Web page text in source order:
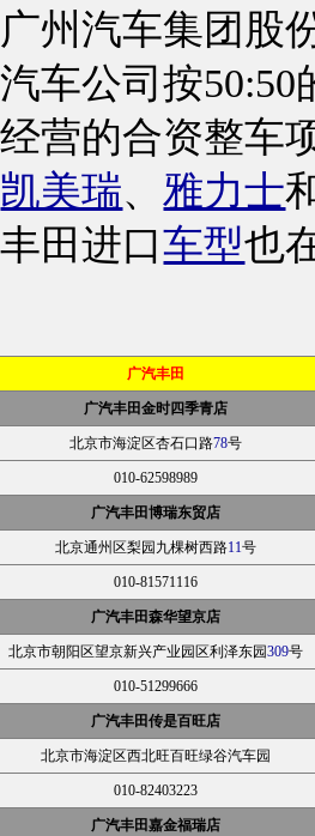
州汽车集团股
车公司按50:50
营的合资整车
凯美瑞、 雅力士
丰田进口车型也
广汽丰田
广汽丰田金时四季青店
北京市海淀区杏石口路78号
010-62598989
广汽丰田博瑞东贸店
北京通州区梨园九棵树西路11号
010-81571116
广汽丰田森华望京店
北京市朝阳区望京新兴产业园区利泽东园309号
010-51299666
广汽丰田传是百旺店
北京市海淀区西北旺百旺绿谷汽车园
010-82403223
广汽丰田嘉金福瑞店